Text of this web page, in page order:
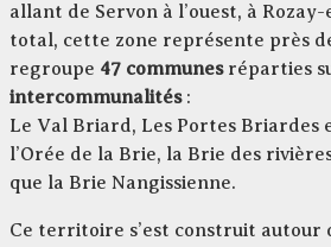
allant de Servon à l’ouest, à
total, cette zone représente près
regroupe 47 communesréparties
intercommunalités:
Le Val Briard, Les Portes Briardes
l’Orée de la Brie, la Brie des
que la Brie Nangissienne.
Ce territoire s’est construit autour